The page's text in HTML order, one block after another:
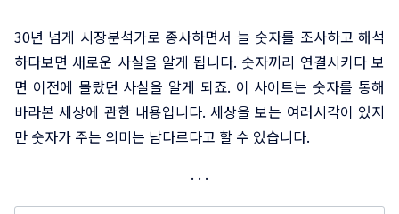
30년 넘게 시장분석가로 종사하면서 늘 숫자를 조사하고 해석
하다보면 새로운 사실을 알게 됩니다. 숫자끼리 연결시키다 보
면 이전에 몰랐던 사실을 알게 되죠. 이 사이트는 숫자를 통해
바라본 세상에 관한 내용입니다. 세상을 보는 여러시각이 있지
만 숫자가 주는 의미는 남다르다고 할 수 있습니다.